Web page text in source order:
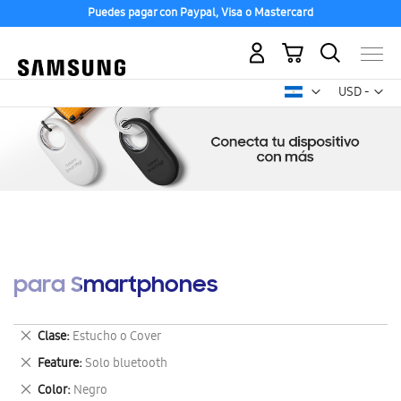
Puedes pagar con Paypal, Visa o Mastercard
USD -
dólar
Mi carrito
para Smartphones
Clase Estucho o Cover
Eliminar
este
artículo
Feature Solo bluetooth
Eliminar
este
Color Negro
Eliminar